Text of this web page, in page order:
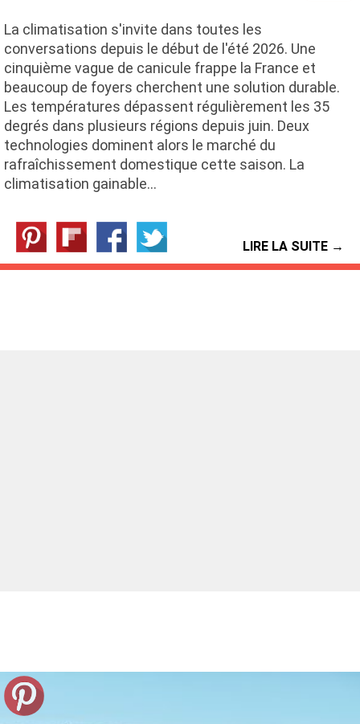
La climatisation s'invite dans toutes les
conversations depuis le début de l'été 2026. Une
cinquième vague de canicule frappe la France et
beaucoup de foyers cherchent une solution durable.
Les températures dépassent régulièrement les 35
degrés dans plusieurs régions depuis juin. Deux
technologies dominent alors le marché du
rafraîchissement domestique cette saison. La
climatisation gainable…
LIRE LA SUITE →